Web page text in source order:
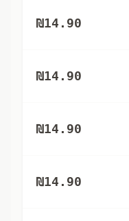
₪14.90
₪14.90
₪14.90
₪14.90